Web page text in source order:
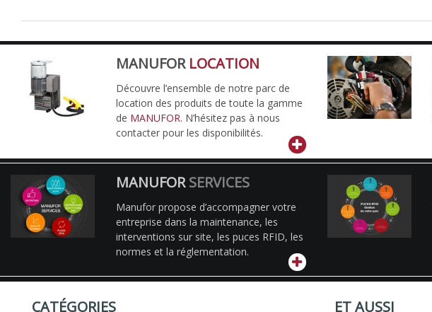
MANUFOR LOCATION
Découvre l’ensemble de notre parc de
location des produits de toute la gamme
de MANUFOR. N’hésitez pas à nous
contacter pour les disponibilités.
MANUFORSERVICES
Manufor propose d’accompagner votre
entreprise dans la maintenance, les
interventions sur site, les puces RFID, les
normes et la réglementation.
CATÉGORIES ET AUSSI